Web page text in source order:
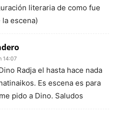
literaria de como fue
escena)
14:07
Radja el hasta hace nada
Es escena es para
pido a Dino. Saludos